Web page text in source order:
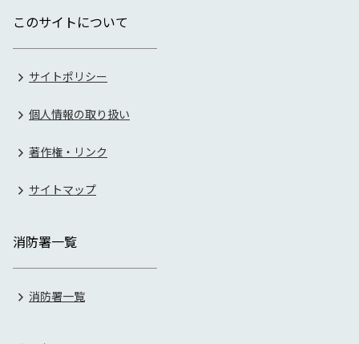
このサイトについて
サイトポリシー
個人情報の取り扱い
著作権・リンク
サイトマップ
消防署一覧
消防署一覧